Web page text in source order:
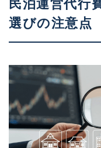
民泊運営代行
選びの注意点